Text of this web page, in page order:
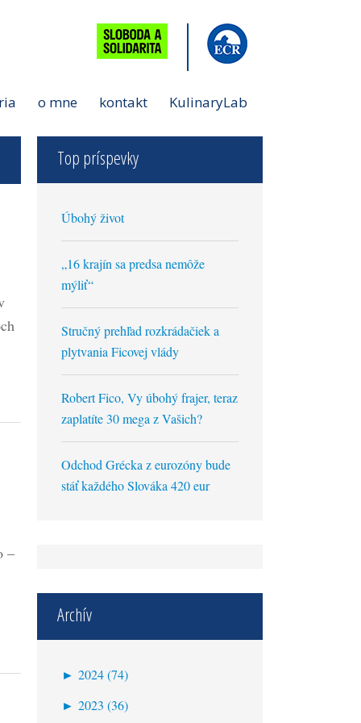
o mne kontakt KulinaryLab
–
Top príspevky
Úbohý život
„16 krajín sa predsa nemôže
mýliť“
Stručný prehľad rozkrádačiek a
plytvania Ficovej vlády
Robert Fico, Vy úbohý frajer, teraz
zaplatíte 30 mega z Vašich?
Odchod Grécka z eurozóny bude
stáť každého Slováka 420 eur
Archív
► 2024 (74)
► 2023 (36)